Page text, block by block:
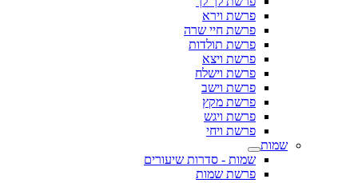
פרשת וירא
פרשת חיי שרה
פרשת תולדות
פרשת ויצא
פרשת וישלח
פרשת וישב
פרשת מקץ
פרשת ויגש
פרשת ויחי
שמות
שמות - סדרות שיעורים
פרשת שמות